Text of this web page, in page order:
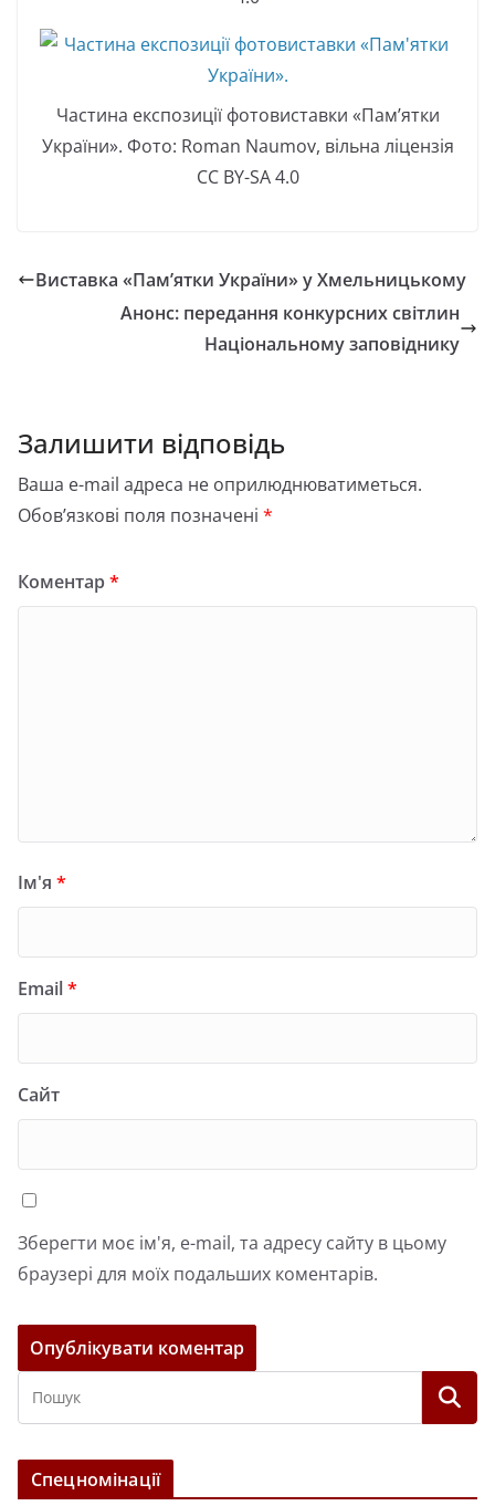
Частина експозиції фотовиставки «Пам’ятки
України». Фото: Roman Naumov, вільна ліцензія
CC BY-SA 4.0
Виставка «Пам’ятки України» у Хмельницькому
Анонс: передання конкурсних світлин
Національному заповіднику
Залишити відповідь
Ваша e-mail адреса не оприлюднюватиметься.
Обов’язкові поля позначені *
Коментар*
Ім'я *
Email*
Сайт
Зберегти моє ім'я, e-mail, та адресу сайту в цьому
браузері для моїх подальших коментарів.
Спецномінації